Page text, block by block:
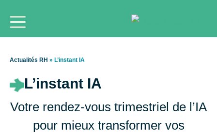
Actualités RH » L’instant IA
L’instant IA
Votre rendez-vous trimestriel de l’IA
pour mieux transformer vos